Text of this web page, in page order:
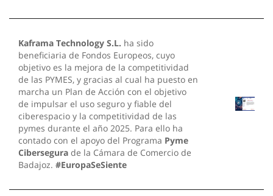
Kaframa Technology S.L. ha sido
beneficiaria de Fondos Europeos, cuyo
objetivo es la mejora de la competitividad
de las PYMES, y gracias al cual ha puesto en
marcha un Plan de Acción con el objetivo
de impulsar el uso seguro y fiable del
ciberespacio y la competitividad de las
pymes durante el año 2025. Para ello ha
contado con el apoyo del Programa Pyme
Cibersegura de la Cámara de Comercio de
Badajoz. #EuropaSeSiente